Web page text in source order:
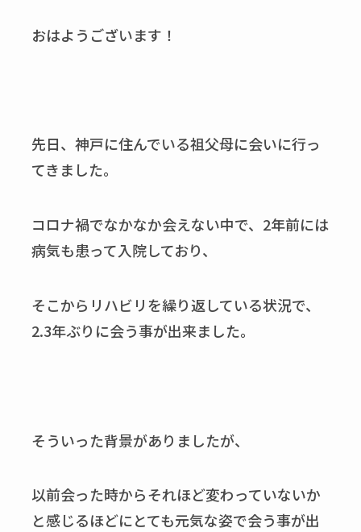
おはようございます！
先日、神戸に住んでいる祖父母に会いに行っ
てきました。
コロナ禍でなかなか会えない中で、2年前には
病気も患って入院しており、
そこからリハビリを繰り返している状況で、
2.3年ぶりに会う事が出来ました。
そういった背景がありましたが、
以前会った時からそれほど変わっていないか
と感じるほどにとても元気な姿で会う事が出